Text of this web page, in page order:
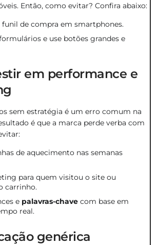
Então, como evitar? Confira abaixo:
funil de compra em smartphones.
e use botões grandes e
em performance e
sem estratégia é um erro comum na
é que a marca perde verba com
de aquecimento nas semanas
para quem visitou o site ou
carrinho.
e palavras-chave com base em
real.
genérica